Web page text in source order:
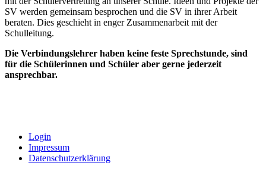
SV werden gemeinsam besprochen und die SV in ihrer Arbeit
beraten. Dies geschieht in enger Zusammenarbeit mit der
Schulleitung.
Die Verbindungslehrer haben keine feste Sprechstunde, sind
für die Schülerinnen und Schüler aber gerne jederzeit
ansprechbar.
Login
Impressum
Datenschutzerklärung